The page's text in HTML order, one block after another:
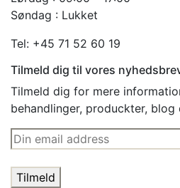
Søndag : Lukket
Tel: +45 71 52 60 19
Tilmeld dig til vores
Tilmeld dig for mere
behandlinger, produckter, blog